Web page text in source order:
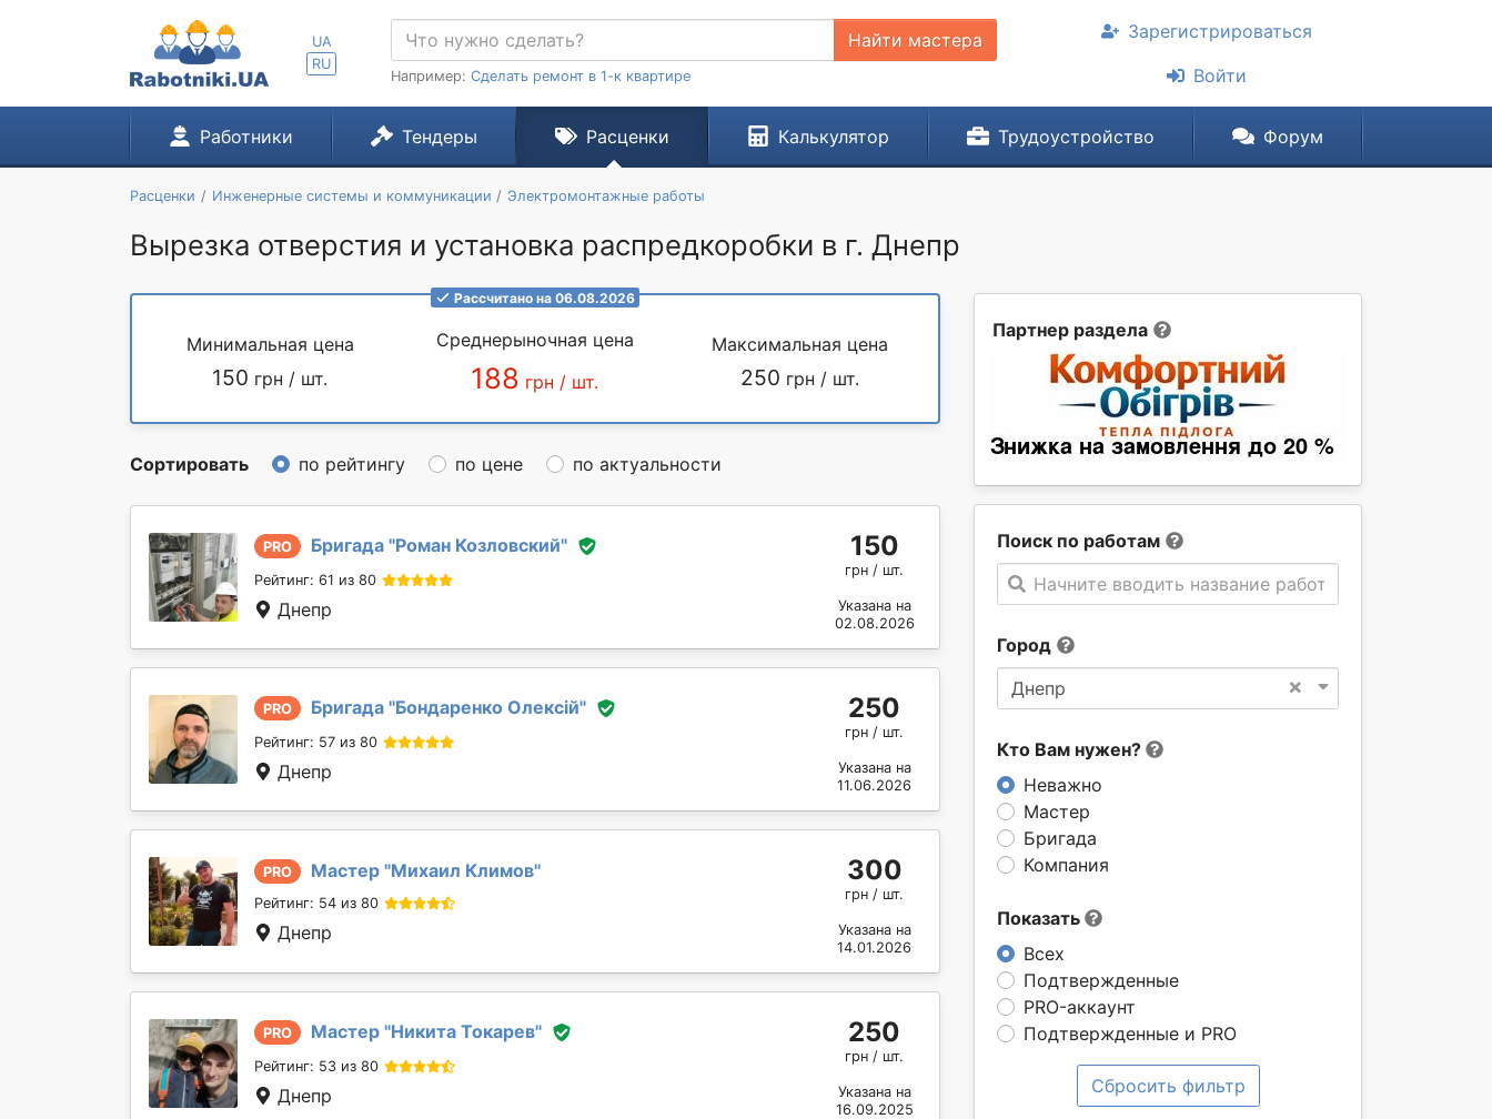
UA
RU
Найти мастера
Например: Сделать ремонт в 1-к квартире
Зарегистрироваться
Войти
Работники Тендеры Расценки Калькулятор Трудоустройство Форум
Расценки Инженерные системы и коммуникации Электромонтажные работы
Вырезка отверстия и установка распредкоробки в г. Днепр
Партнер раздела
Поиск по работам
Начните вводить название работы
Город
×
Днепр
Кто Вам нужен?
Неважно
Мастер
Бригада
Компания
Показать
Всех
Подтвержденные
PRO-аккаунт
Подтвержденные и PRO
Сбросить фильтр
Рассчитано на 06.08.2026
Минимальная цена
150 грн / шт.
Среднерыночная цена
188 грн / шт.
Максимальная цена
250 грн / шт.
Сортировать по рейтингу по цене по актуальности
PRO Бригада "Роман Козловский"
Рейтинг: 61 из 80
Днепр
150
грн / шт.
Указана на
02.08.2026
PRO Бригада "Бондаренко Олексій"
Рейтинг: 57 из 80
Днепр
250
грн / шт.
Указана на
11.06.2026
PRO Мастер "Михаил Климов"
Рейтинг: 54 из 80
Днепр
300
грн / шт.
Указана на
14.01.2026
PRO Мастер "Никита Токарев"
Рейтинг: 53 из 80
Днепр
250
грн / шт.
Указана на
16.09.2025